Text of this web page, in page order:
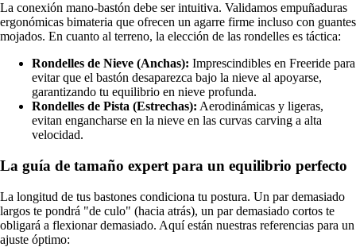
La conexión mano-bastón debe ser intuitiva. Validamos empuñaduras
ergonómicas bimateria que ofrecen un agarre firme incluso con guantes
mojados. En cuanto al terreno, la elección de las rondelles es táctica:
Rondelles de Nieve (Anchas): Imprescindibles en Freeride para
evitar que el bastón desaparezca bajo la nieve al apoyarse,
garantizando tu equilibrio en nieve profunda.
Rondelles de Pista (Estrechas): Aerodinámicas y ligeras,
evitan engancharse en la nieve en las curvas carving a alta
velocidad.
La guía de tamaño expert para un equilibrio perfecto
La longitud de tus bastones condiciona tu postura. Un par demasiado
largos te pondrá "de culo" (hacia atrás), un par demasiado cortos te
obligará a flexionar demasiado. Aquí están nuestras referencias para un
ajuste óptimo: